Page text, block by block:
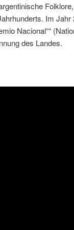
Im
Nacional““
des Landes.